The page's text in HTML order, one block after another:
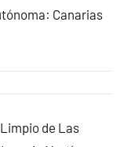
Canarias
de Las